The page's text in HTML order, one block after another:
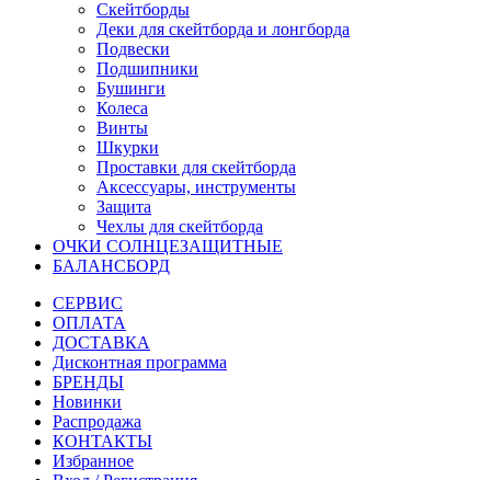
Скейтборды
Деки для скейтборда и лонгборда
Подвески
Подшипники
Бушинги
Колеса
Винты
Шкурки
Проставки для скейтборда
Аксессуары, инструменты
Защита
Чехлы для скейтборда
ОЧКИ СОЛНЦЕЗАЩИТНЫЕ
БАЛАНСБОРД
СЕРВИС
ОПЛАТА
ДОСТАВКА
Дисконтная программа
БРЕНДЫ
Новинки
Распродажа
КОНТАКТЫ
Избранное